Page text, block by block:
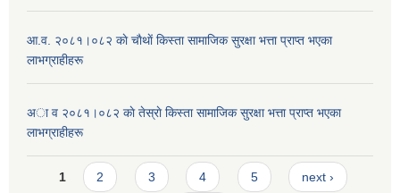
आ.व. २०८१।०८२ काे चाैथाें किस्ता सामाजिक सुरक्षा भत्ता प्राप्त भएका
लाभग्राहीहरू
अा व २०८१।०८२ काे तेस्राे किस्ता सामाजिक सुरक्षा भत्ता प्राप्त भएका
लाभग्राहीहरू
Pages
1 2 3 4 5 next ›